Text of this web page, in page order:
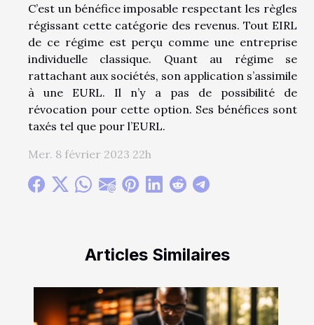
Articles Similaires
C’est un bénéfice imposable respectant les règles
régissant cette catégorie des revenus. Tout EIRL
de ce régime est perçu comme une entreprise
individuelle classique. Quant au régime se
rattachant aux sociétés, son application s’assimile
à une EURL. Il n’y a pas de possibilité de
révocation pour cette option. Ses bénéfices sont
taxés tel que pour l’EURL.
Mer. 8 février 2023 22h